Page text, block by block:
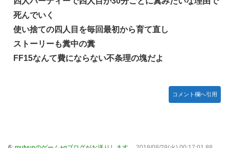
死んでいく
使い捨ての四人目を毎回最初から育て直し
ストーリーも糞中の糞
FF15なんて費にならない不条理の塊だよ
コメント欄へ引用